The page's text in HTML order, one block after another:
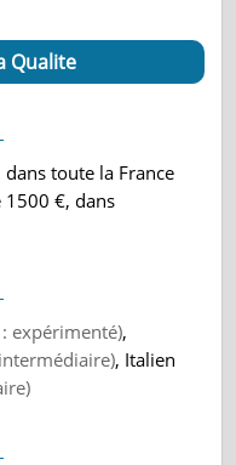
Qualite
toute la France
€, dans
expérimenté),
, Italien